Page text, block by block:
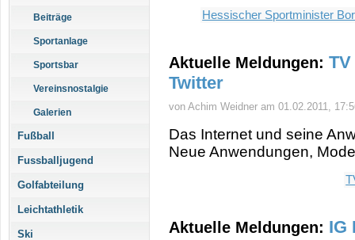
Hessischer Sportminister
Aktuelle Meldungen:
Twitter
von Achim Weidner am 01.02.2011,
Das Internet und seine
Neue Anwendungen,
Aktuelle Meldungen: IG
Beiträge
Sportanlage
Sportsbar
Vereinsnostalgie
Galerien
Fußball
Fussballjugend
Golfabteilung
Leichtathletik
Ski